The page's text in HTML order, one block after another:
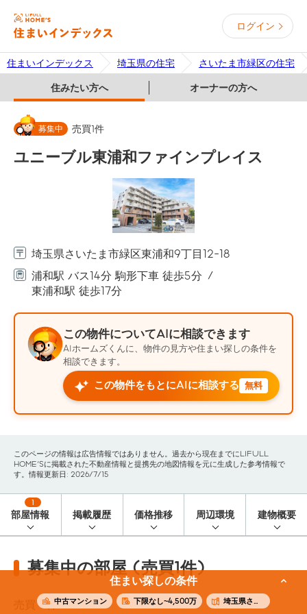
ログイン
住まいインデックス 埼玉県の住宅 さいたま市緑区の住宅
住みたい方へ オーナーの方へ
住まい探しの条件
中古マンション 下限なし~4,500万 埼玉県さいたま市緑区
募集中 売買1件
ユニーブル東浦和ファインプレイス
埼玉県さいたま市緑区東浦和9丁目12-18
浦和駅 バス14分 駒形下車 徒歩5分
東浦和駅 徒歩17分
この物件についてAIに相談できます
AIホームズくんに、物件の見方や住まい探しの条件を
相談できます。
この物件をもとにAIに相談する 無料
このページの情報は広告情報ではありません。過去から現在までにLIFULL
HOME'Sに掲載された不動産情報と提携先の地図情報を元に生成した参考情報で
す。情報更新日: 2026/7/15
部屋情報
1
掲載履歴 価格推移 周辺環境 建物概要
募集中の部屋 (売買1件)
1 件